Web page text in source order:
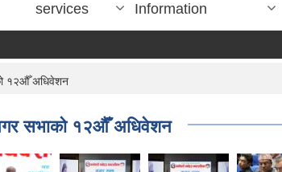
services Information
१२औँ अधिवेशन
सभाको १२औँ अधिवेशन